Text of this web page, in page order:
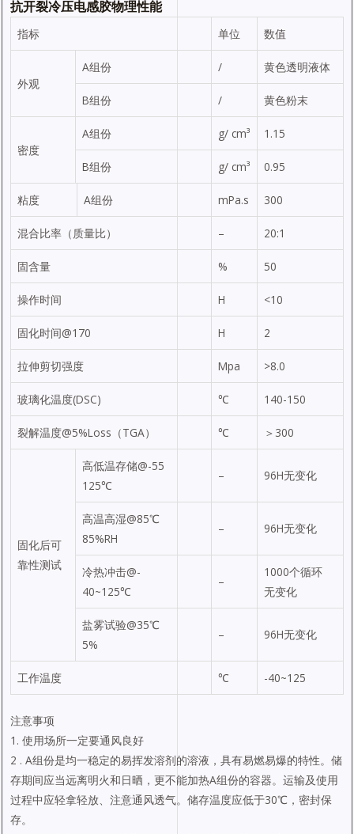
抗开裂冷压电感胶物理性能
指标 单位 数值
外观
A组份 / 黄色透明液体
B组份 / 黄色粉末
密度
A组份 g/ cm³ 1.15
B组份 g/ cm³ 0.95
粘度 A组份 mPa.s 300
混合比率（质量比） – 20:1
固含量 % 50
操作时间 H <10
固化时间@170 H 2
拉伸剪切强度 Mpa >8.0
玻璃化温度(DSC) ℃ 140-150
裂解温度@5%Loss（TGA） ℃ ＞300
固化后可
靠性测试
高低温存储@-55
125℃
– 96H无变化
高温高湿@85℃
85%RH
– 96H无变化
冷热冲击@-
40~125℃
–
1000个循环
无变化
盐雾试验@35℃
5%
– 96H无变化
工作温度 ℃ -40~125
注意事项
1. 使用场所一定要通风良好
2 . A组份是均一稳定的易挥发溶剂的溶液，具有易燃易爆的特性。储
存期间应当远离明火和日晒，更不能加热A组份的容器。运输及使用
过程中应轻拿轻放、注意通风透气。储存温度应低于30℃，密封保
存。